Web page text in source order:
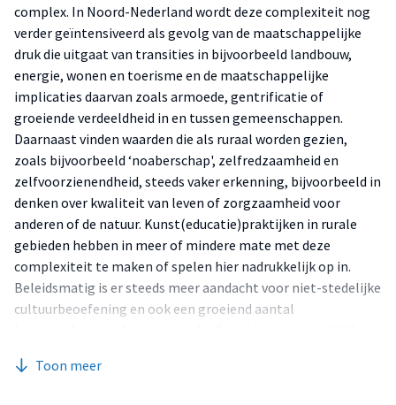
complex. In Noord-Nederland wordt deze complexiteit nog
verder geïntensiveerd als gevolg van de maatschappelijke
druk die uitgaat van transities in bijvoorbeeld landbouw,
energie, wonen en toerisme en de maatschappelijke
implicaties daarvan zoals armoede, gentrificatie of
groeiende verdeeldheid in en tussen gemeenschappen.
Daarnaast vinden waarden die als ruraal worden gezien,
zoals bijvoorbeeld ‘noaberschap', zelfredzaamheid en
zelfvoorzienendheid, steeds vaker erkenning, bijvoorbeeld in
denken over kwaliteit van leven of zorgzaamheid voor
anderen of de natuur. Kunst(educatie)praktijken in rurale
gebieden hebben in meer of mindere mate met deze
complexiteit te maken of spelen hier nadrukkelijk op in.
Beleidsmatig is er steeds meer aandacht voor niet-stedelijke
cultuurbeoefening en ook een groeiend aantal
geloven we dat de kunsten betekenisgeving en inventiviteit
Toon meer